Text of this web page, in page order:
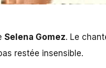
Selena Gomez. Le
restée insensible.